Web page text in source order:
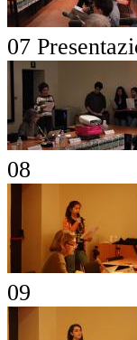
07
08
09